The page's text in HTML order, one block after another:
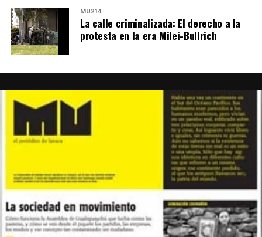
MU214
La calle criminalizada: El derecho a la
protesta en la era Milei-Bullrich